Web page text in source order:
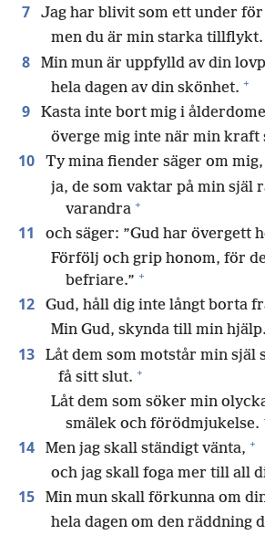
7 Jag har blivit som ett under för
men du är min starka tillflykt.
8 Min mun är uppfylld av din
hela dagen av din skönhet. +
9 Kasta inte bort mig i
överge mig inte när min kraft
10 Ty mina fiender säger om mig,
ja, de som vaktar på min själ
varandra +
11 och säger: ”Gud har övergett
Förfölj och grip honom, för
befriare.” +
12 Gud, håll dig inte långt borta
Min Gud, skynda till min hjälp.
13
Låt dem som motstår min själ
få sitt slut. +
Låt dem som söker min
smälek och förödmjukelse.
14 Men jag skall ständigt vänta, +
och jag skall foga mer till all
15 Min mun skall förkunna om
hela dagen om den räddning